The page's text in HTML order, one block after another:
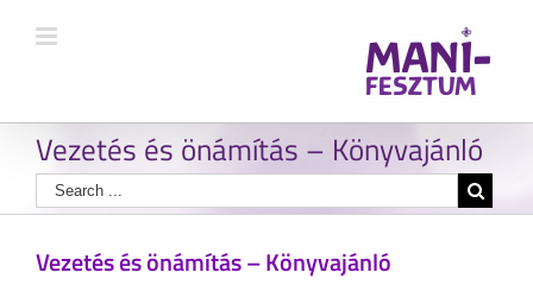
Vezetés és önámítás – Könyvajánló
Vezetés és önámítás – Könyvajánló